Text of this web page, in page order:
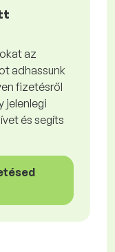
az
adhassunk
fizetésről
jelenlegi
és segíts